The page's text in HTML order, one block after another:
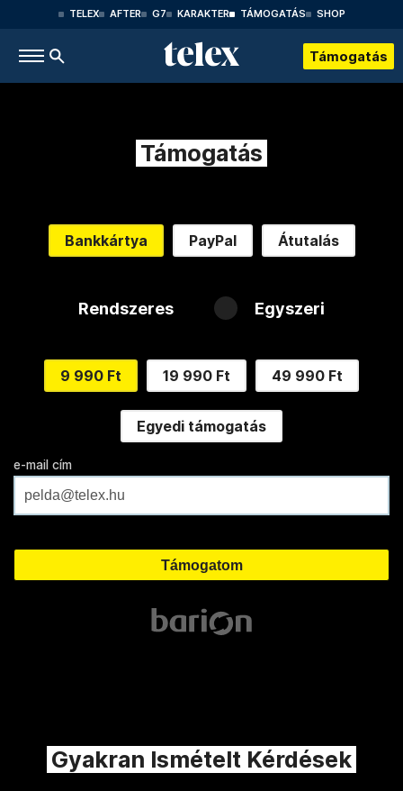
TELEX AFTER G7 KARAKTER TÁMOGATÁS SHOP
Támogatás
Támogatás
Bankkártya PayPal Átutalás
Rendszeres Egyszeri
9 990 Ft 19 990 Ft 49 990 Ft
Egyedi támogatás
e-mail cím
Gyakran Ismételt Kérdések